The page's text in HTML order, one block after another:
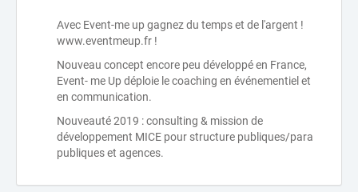
Avec Event-me up gagnez du temps et de l'argent !
www.eventmeup.fr !
Nouveau concept encore peu développé en France,
Event- me Up déploie le coaching en événementiel et
en communication.
Nouveauté 2019 : consulting & mission de
développement MICE pour structure publiques/para
publiques et agences.